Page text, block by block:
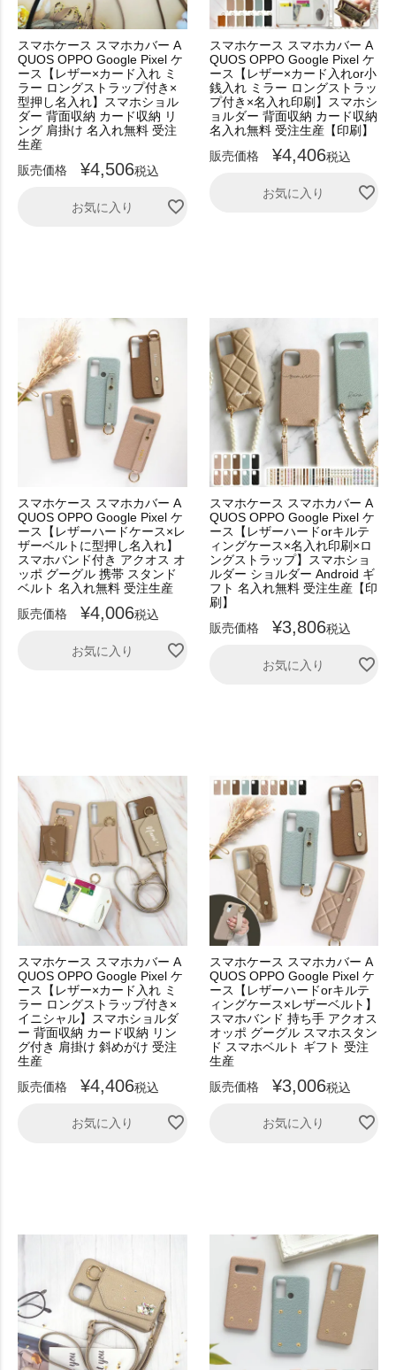
スマホケース スマホカバー A
QUOS OPPO Google Pixel ケ
ース【レザー×カード入れ ミ
ラー ロングストラップ付き×
型押し名入れ】スマホショル
ダー 背面収納 カード収納 リ
ング 肩掛け 名入れ無料 受注
生産
販売価格
¥4,506税込
お気に入り
スマホケース スマホカバー A
QUOS OPPO Google Pixel ケ
ース【レザー×カード入れor小
銭入れ ミラー ロングストラッ
プ付き×名入れ印刷】スマホシ
ョルダー 背面収納 カード収納
名入れ無料 受注生産【印刷】
販売価格
¥4,406税込
お気に入り
スマホケース スマホカバー A
QUOS OPPO Google Pixel ケ
ース【レザーハードケース×レ
ザーベルトに型押し名入れ】
スマホバンド付き アクオス オ
ッポ グーグル 携帯 スタンド
ベルト 名入れ無料 受注生産
販売価格
¥4,006税込
お気に入り
スマホケース スマホカバー A
QUOS OPPO Google Pixel ケ
ース【レザーハードorキルテ
ィングケース×名入れ印刷×ロ
ングストラップ】スマホショ
ルダー ショルダー Android ギ
フト 名入れ無料 受注生産【印
刷】
販売価格
¥3,806税込
お気に入り
スマホケース スマホカバー A
QUOS OPPO Google Pixel ケ
ース【レザー×カード入れ ミ
ラー ロングストラップ付き×
イニシャル】スマホショルダ
ー 背面収納 カード収納 リン
グ付き 肩掛け 斜めがけ 受注
生産
販売価格
¥4,406税込
お気に入り
スマホケース スマホカバー A
QUOS OPPO Google Pixel ケ
ース【レザーハードorキルテ
ィングケース×レザーベルト】
スマホバンド 持ち手 アクオス
オッポ グーグル スマホスタン
ド スマホベルト ギフト 受注
生産
販売価格
¥3,006税込
お気に入り